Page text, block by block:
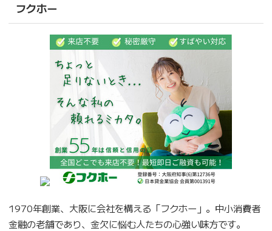
フクホー
1970年創業、大阪に会社を構える「フクホー」。中小消費者
金融の老舗であり、金欠に悩む人たちの心強い味方です。